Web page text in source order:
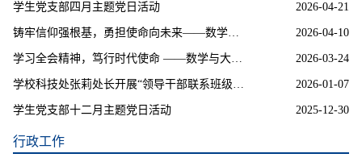
2026-04-21
学生党支部四月主题党日活动
2026-04-10
铸牢信仰强根基，勇担使命向未来——数学与大数据学院第二十一期发展对象动员大会
2026-03-24
学习全会精神，笃行时代使命 ——数学与大数据学院学生党支部三月主题党日活动
2026-01-07
学校科技处张莉处长开展“领导干部联系班级”活动
2025-12-30
学生党支部十二月主题党日活动
行政工作